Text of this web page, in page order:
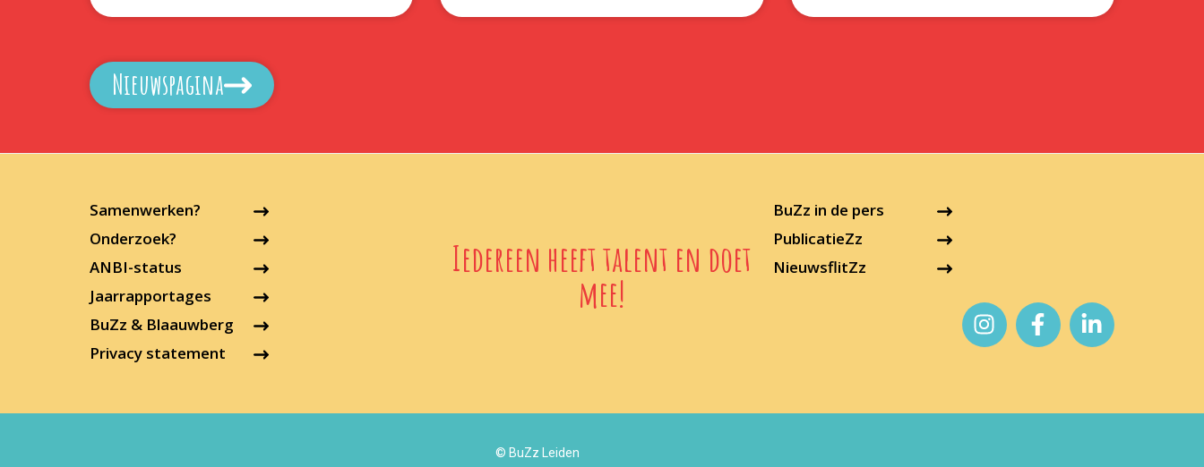
Nieuwspagina
Samenwerken?
Onderzoek?
ANBI-status
Jaarrapportages
BuZz & Blaauwberg
Privacy statement
Iedereen heeft talent en doet
mee!
BuZz in de pers
PublicatieZz
NieuwsflitZz
© BuZz Leiden